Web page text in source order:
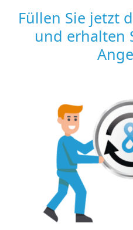
Füllen Sie jetzt
und erhalten